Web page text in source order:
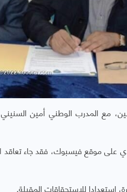
مع المدرب الوطني أمين
على موقع فيسبوك، فقد جاء
استعدادا للاستحقاقات المقبلة.